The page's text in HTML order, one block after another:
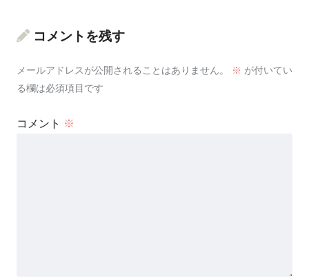
コメントを残す
メールアドレスが公開されることはありません。 ※ が付いてい
る欄は必須項目です
コメント ※